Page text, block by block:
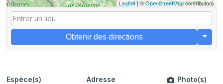
Leaflet| ©OpenStreetMapcontributors
Obtenir des directions
Espèce(s)
Adresse
Photo(s)